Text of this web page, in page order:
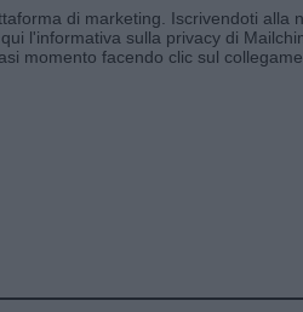
di marketing. Iscrivendoti
l'informativa sulla privacy di
momento facendo clic sul